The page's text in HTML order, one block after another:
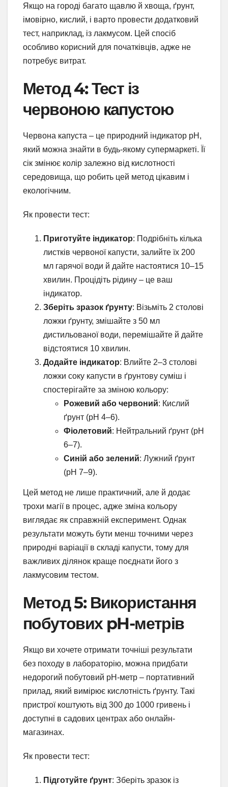
Якщо на городі багато щавлю й хвоща, ґрунт,
імовірно, кислий, і варто провести додатковий
тест, наприклад, із лакмусом. Цей спосіб
особливо корисний для початківців, адже не
потребує витрат.
Метод 4: Тест із
червоною капустою
Червона капуста – це природний індикатор pH,
який можна знайти в будь-якому супермаркеті. Її
сік змінює колір залежно від кислотності
середовища, що робить цей метод цікавим і
екологічним.
Як провести тест:
Приготуйте індикатор: Подрібніть кілька
листків червоної капусти, залийте їх 200
мл гарячої води й дайте настоятися 10–15
хвилин. Процідіть рідину – це ваш
індикатор.
Зберіть зразок ґрунту: Візьміть 2 столові
ложки ґрунту, змішайте з 50 мл
дистильованої води, перемішайте й дайте
відстоятися 10 хвилин.
Додайте індикатор: Влийте 2–3 столові
ложки соку капусти в ґрунтову суміш і
спостерігайте за зміною кольору:
Рожевий або червоний: Кислий
ґрунт (pH 4–6).
Фіолетовий: Нейтральний ґрунт (pH
6–7).
Синій або зелений: Лужний ґрунт
(pH 7–9).
Цей метод не лише практичний, але й додає
трохи магії в процес, адже зміна кольору
виглядає як справжній експеримент. Однак
результати можуть бути менш точними через
природні варіації в складі капусти, тому для
важливих ділянок краще поєднати його з
лакмусовим тестом.
Метод 5: Використання
побутових pH-метрів
Якщо ви хочете отримати точніші результати
без походу в лабораторію, можна придбати
недорогий побутовий pH-метр – портативний
прилад, який вимірює кислотність ґрунту. Такі
пристрої коштують від 300 до 1000 гривень і
доступні в садових центрах або онлайн-
магазинах.
Як провести тест:
Підготуйте ґрунт: Зберіть зразок із